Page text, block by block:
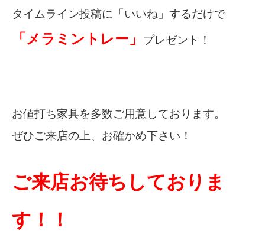
タイムライン投稿に「いいね」するだけで
「メラミントレー」 プレゼント！
お値打ち家具を多数ご用意しております。
ぜひご来店の上、お確かめ下さい！
ご来店お待ちしておりま
す！！